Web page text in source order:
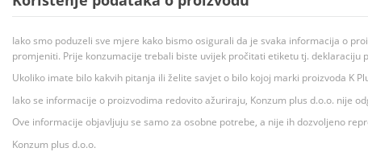
Iako smo poduzeli sve mjere kako bismo osigurali da je svaka informacija o
promjeniti. Prije konzumacije trebali biste uvijek pročitati etiketu tj.
Ukoliko imate bilo kakvih pitanja ili želite savjet o bilo kojoj marki proizvoda K
Iako se informacije o proizvodima redovito ažuriraju, Konzum plus d.o.o. nije
Ove informacije objavljuju se samo za osobne potrebe, a nije ih dozvoljeno
Konzum plus d.o.o.